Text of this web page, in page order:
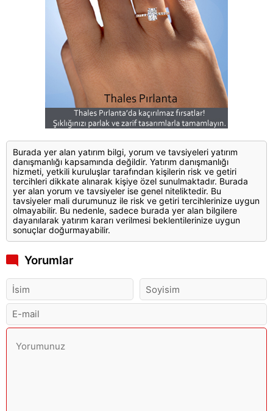
Burada yer alan yatırım bilgi, yorum ve tavsiyeleri yatırım
danışmanlığı kapsamında değildir. Yatırım danışmanlığı
hizmeti, yetkili kuruluşlar tarafından kişilerin risk ve getiri
tercihleri dikkate alınarak kişiye özel sunulmaktadır. Burada
yer alan yorum ve tavsiyeler ise genel niteliktedir. Bu
tavsiyeler mali durumunuz ile risk ve getiri tercihlerinize uygun
olmayabilir. Bu nedenle, sadece burada yer alan bilgilere
dayanılarak yatırım kararı verilmesi beklentilerinize uygun
sonuçlar doğurmayabilir.
Yorumlar